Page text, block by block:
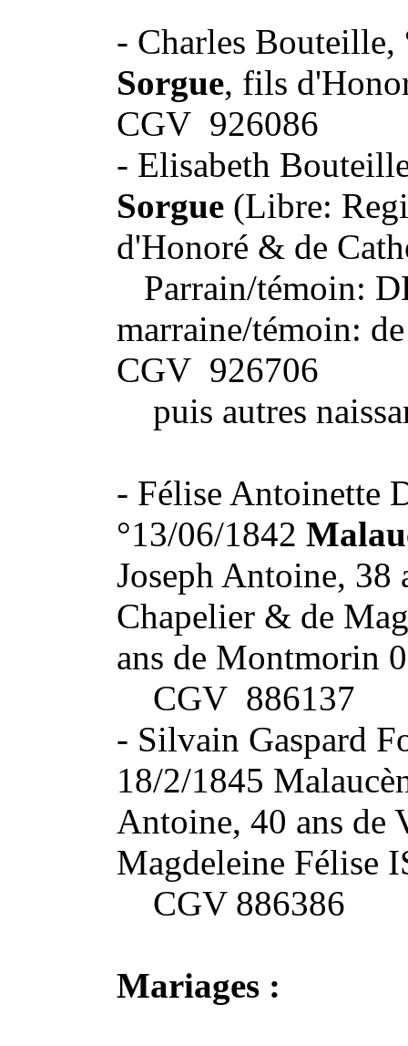
- Charles Bouteille,
Sorgue, fils
CGV 926086
- Elisabeth
Sorgue (Libre:
d'Honoré & de
Parrain/témoin:
marraine/témoin:
CGV 926706
puis autres
- Félise Antoinette
°13/06/1842
Joseph Antoine, 38
Chapelier & de
ans de Montmorin
CGV 886137
- Silvain Gaspard
18/2/1845
Antoine, 40 ans de
Magdeleine Félise
CGV 886386
Mariages :